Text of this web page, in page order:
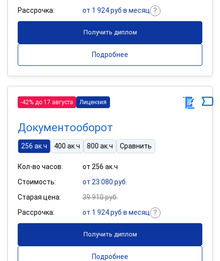
Рассрочка:
от 1 924 руб в месяц
Получить диплом
Подробнее
-42% до 17 августа Лицензия
Документооборот
256 ак.ч 400 ак.ч 800 ак.ч Сравнить
Кол-во часов:
от 256 ак.ч
Стоимость:
от 23 080 руб.
Старая цена:
39 910 руб.
Рассрочка:
от 1 924 руб в месяц
Получить диплом
Подробнее